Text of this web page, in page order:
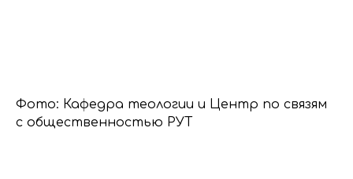
Фото: Кафедра теологии и Центр по связям
с общественностью РУТ